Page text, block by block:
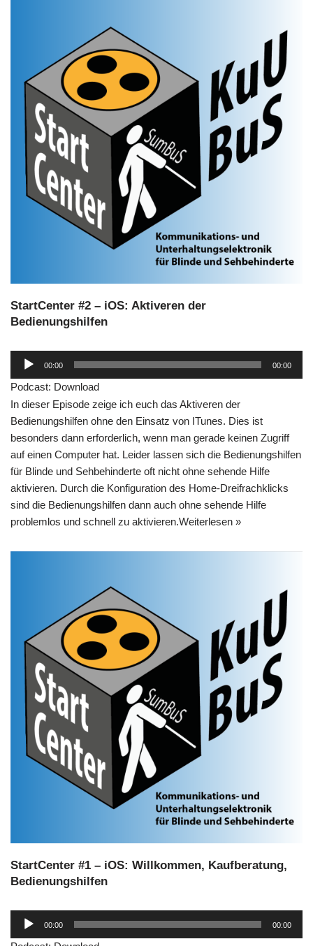
StartCenter #2 – iOS: Aktiveren der
Bedienungshilfen
d
i
o
-
P
l
a
y
e
00:00 00:00
Podcast: Download
In dieser Episode zeige ich euch das Aktiveren der
Bedienungshilfen ohne den Einsatz von ITunes. Dies ist
besonders dann erforderlich, wenn man gerade keinen Zugriff
auf einen Computer hat. Leider lassen sich die Bedienungshilfen
für Blinde und Sehbehinderte oft nicht ohne sehende Hilfe
aktivieren. Durch die Konfiguration des Home-Dreifrachklicks
sind die Bedienungshilfen dann auch ohne sehende Hilfe
problemlos und schnell zu aktivieren.Weiterlesen »
StartCenter #1 – iOS: Willkommen, Kaufberatung,
Bedienungshilfen
00:00 00:00